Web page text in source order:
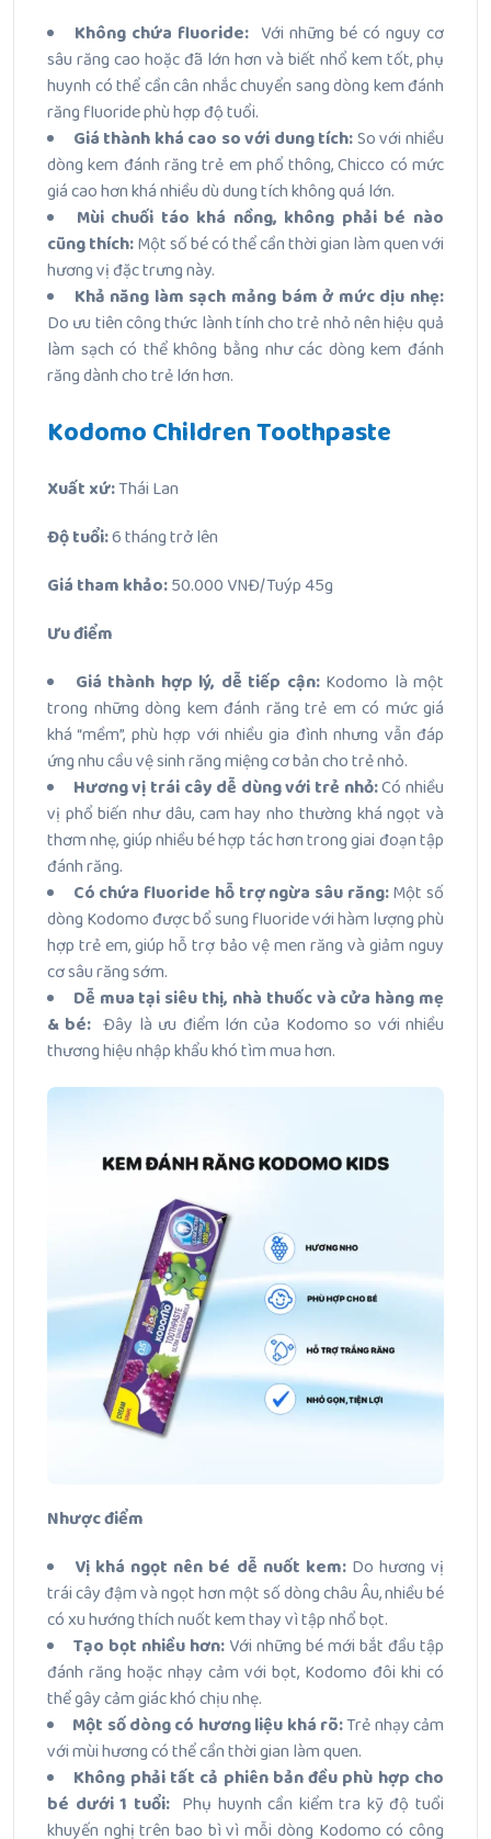
Không chứa fluoride: Với những bé có nguy cơ
sâu răng cao hoặc đã lớn hơn và biết nhổ kem tốt, phụ
huynh có thể cần cân nhắc chuyển sang dòng kem đánh
răng fluoride phù hợp độ tuổi.
Giá thành khá cao so với dung tích:So với nhiều
dòng kem đánh răng trẻ em phổ thông, Chicco có mức
giá cao hơn khá nhiều dù dung tích không quá lớn.
Mùi chuối táo khá nồng, không phải bé nào
cũng thích:Một số bé có thể cần thời gian làm quen với
hương vị đặc trưng này.
Khả năng làm sạch mảng bám ở mức dịu nhẹ:
Do ưu tiên công thức lành tính cho trẻ nhỏ nên hiệu quả
làm sạch có thể không bằng như các dòng kem đánh
răng dành cho trẻ lớn hơn.
Kodomo Children Toothpaste
Xuất xứ:Thái Lan
Độ tuổi:6 tháng trở lên
Giá tham khảo:50.000 VNĐ/Tuýp 45g
Ưu điểm
Giá thành hợp lý, dễ tiếp cận:Kodomo là một
trong những dòng kem đánh răng trẻ em có mức giá
khá “mềm”, phù hợp với nhiều gia đình nhưng vẫn đáp
ứng nhu cầu vệ sinh răng miệng cơ bản cho trẻ nhỏ.
Hương vị trái cây dễ dùng với trẻ nhỏ:Có nhiều
vị phổ biến như dâu, cam hay nho thường khá ngọt và
thơm nhẹ, giúp nhiều bé hợp tác hơn trong giai đoạn tập
đánh răng.
Có chứa fluoride hỗ trợ ngừa sâu răng:Một số
dòng Kodomo được bổ sung fluoride với hàm lượng phù
hợp trẻ em, giúp hỗ trợ bảo vệ men răng và giảm nguy
cơ sâu răng sớm.
Dễ mua tại siêu thị, nhà thuốc và cửa hàng mẹ
& bé: Đây là ưu điểm lớn của Kodomo so với nhiều
thương hiệu nhập khẩu khó tìm mua hơn.
Nhược điểm
Vị khá ngọt nên bé dễ nuốt kem:Do hương vị
trái cây đậm và ngọt hơn một số dòng châu Âu, nhiều bé
có xu hướng thích nuốt kem thay vì tập nhổ bọt.
Tạo bọt nhiều hơn: Với những bé mới bắt đầu tập
đánh răng hoặc nhạy cảm với bọt, Kodomo đôi khi có
thể gây cảm giác khó chịu nhẹ.
Một số dòng có hương liệu khá rõ:Trẻ nhạy cảm
với mùi hương có thể cần thời gian làm quen.
Không phải tất cả phiên bản đều phù hợp cho
bé dưới 1 tuổi: Phụ huynh cần kiểm tra kỹ độ tuổi
khuyến nghị trên bao bì vì mỗi dòng Kodomo có công